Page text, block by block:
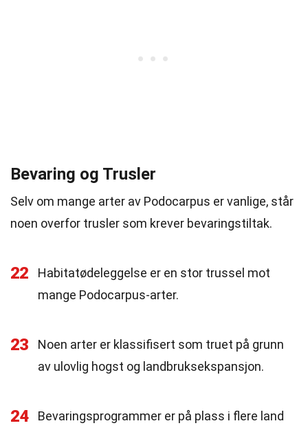
Bevaring og Trusler
Selv om mange arter av Podocarpus er vanlige, står
noen overfor trusler som krever bevaringstiltak.
22
Habitatødeleggelse er en stor trussel mot
mange Podocarpus-arter.
23
Noen arter er klassifisert som truet på grunn
av ulovlig hogst og landbruksekspansjon.
24
Bevaringsprogrammer er på plass i flere land